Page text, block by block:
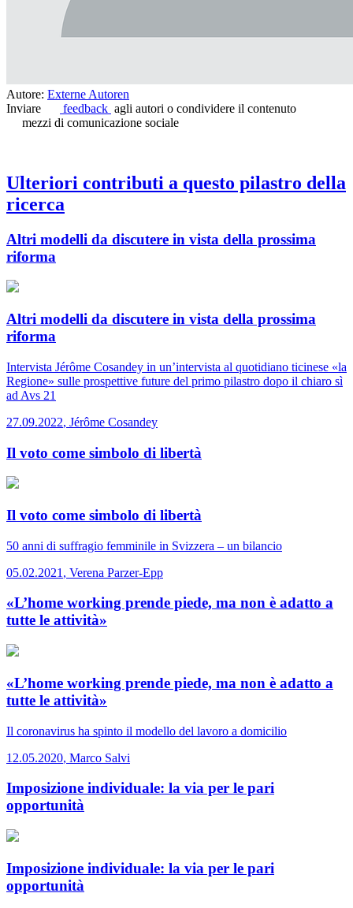
Autore: Externe Autoren
Inviare
feedback agli autori o condividere il contenuto
mezzi di comunicazione sociale
Ulteriori contributi a questo pilastro della
ricerca
Altri modelli da discutere in vista della prossima
riforma
Altri modelli da discutere in vista della prossima
riforma
Intervista Jérôme Cosandey in un’intervista al quotidiano ticinese «la
Regione» sulle prospettive future del primo pilastro dopo il chiaro sì
ad Avs 21
27.09.2022, Jérôme Cosandey
Il voto come simbolo di libertà
Il voto come simbolo di libertà
50 anni di suffragio femminile in Svizzera – un bilancio
05.02.2021 , Verena Parzer-Epp
«L’home working prende piede, ma non è adatto a
tutte le attività»
«L’home working prende piede, ma non è adatto a
tutte le attività»
Il coronavirus ha spinto il modello del lavoro a domicilio
12.05.2020, Marco Salvi
Imposizione individuale: la via per le pari
opportunità
Imposizione individuale: la via per le pari
opportunità